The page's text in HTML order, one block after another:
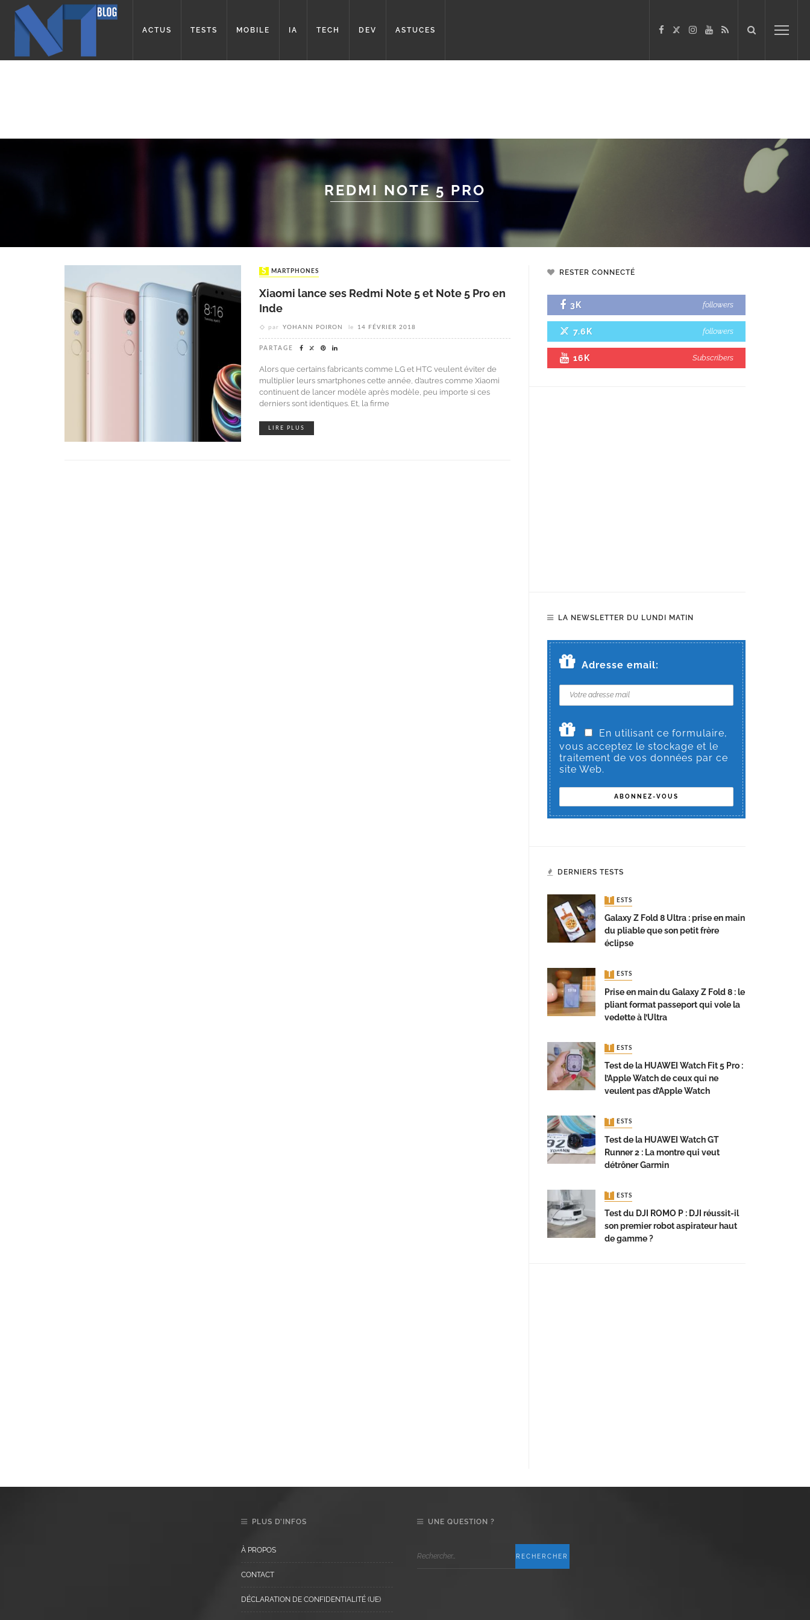
ACTUS TESTS MOBILE IA TECH DEV ASTUCES
REDMI NOTE 5 PRO
SMARTPHONES
Xiaomi lance ses Redmi Note 5 et Note 5 Pro en
Inde
par YOHANN POIRON le 14 FÉVRIER 2018
PARTAGE
Alors que certains fabricants comme LG et HTC veulent éviter de
multiplier leurs smartphones cette année, d’autres comme Xiaomi
continuent de lancer modèle après modèle, peu importe si ces
derniers sont identiques. Et, la firme
LIRE PLUS
RESTER CONNECTÉ
3K followers
7.6K followers
16K Subscribers
LA NEWSLETTER DU LUNDI MATIN
Adresse email:
En utilisant ce formulaire,
vous acceptez le stockage et le
traitement de vos données par ce
site Web.
DERNIERS TESTS
TESTS
Galaxy Z Fold 8 Ultra : prise en main
du pliable que son petit frère
éclipse
TESTS
Prise en main du Galaxy Z Fold 8 : le
pliant format passeport qui vole la
vedette à l’Ultra
TESTS
Test de la HUAWEI Watch Fit 5 Pro :
l’Apple Watch de ceux qui ne
veulent pas d’Apple Watch
TESTS
Test de la HUAWEI Watch GT
Runner 2 : La montre qui veut
détrôner Garmin
TESTS
Test du DJI ROMO P : DJI réussit-il
son premier robot aspirateur haut
de gamme ?
PLUS D’INFOS
À PROPOS
CONTACT
DÉCLARATION DE CONFIDENTIALITÉ (UE)
UNE QUESTION ?